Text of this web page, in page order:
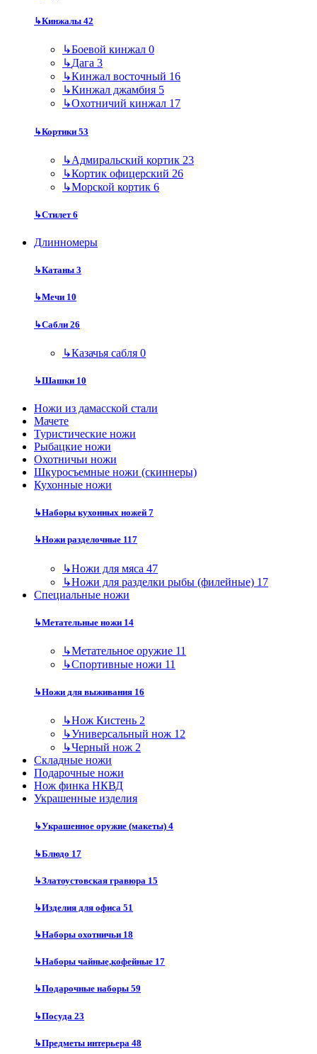
↳Кинжалы 42
↳Боевой кинжал 0
↳Дага 3
↳Кинжал восточный 16
↳Кинжал джамбия 5
↳Охотничий кинжал 17
↳Кортики 53
↳Адмиральский кортик 23
↳Кортик офицерский 26
↳Морской кортик 6
↳Стилет6
Длинномеры
↳Катаны 3
↳Мечи 10
↳Сабли 26
↳Казачья сабля 0
↳Шашки 10
Ножи из дамасской стали
Мачете
Туристические ножи
Рыбацкие ножи
Охотничьи ножи
Шкуросъемные ножи (скиннеры)
Кухонные ножи
↳Наборы кухонных ножей 7
↳Ножи разделочные 117
↳Ножи для мяса 47
↳Ножи для разделки рыбы (филейные) 17
Специальные ножи
↳Метательные ножи 14
↳Метательное оружие 11
↳Спортивные ножи 11
↳Ножи для выживания 16
↳Нож Кистень 2
↳Универсальный нож 12
↳Черный нож 2
Складные ножи
Подарочные ножи
Нож финка НКВД
Украшенные изделия
↳Украшенное оружие (макеты) 4
↳Блюдо 17
↳Златоустовская гравюра 15
↳Изделия для офиса 51
↳Наборы охотничьи 18
↳Наборы чайные,кофейные 17
↳Подарочные наборы 59
↳Посуда 23
↳Предметы интерьера 48